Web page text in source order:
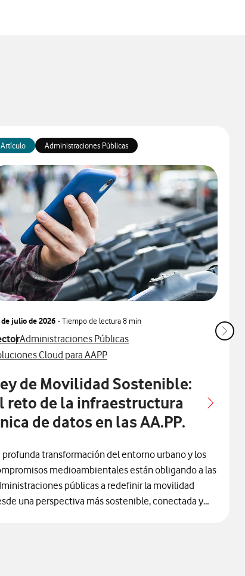
Artículo Administraciones Públicas
de julio de 2026 - Tiempo de lectura8 min
más articulos relacionados con
Ver más artículos con
Administraciones Públicas
más artículos con
Cloud para AAPP
de Movilidad Sostenible:
reto de la infraestructura
de datos en las AA.PP.
profunda transformación del entorno urbano y los
medioambientales están obligando a las
públicas a redefinir la movilidad
una perspectiva más sostenible, conectada y